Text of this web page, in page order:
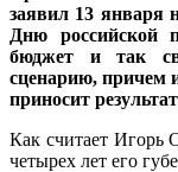
заявил 13 января
Дню российской
бюджет и так
сценарию, причем
приносит
Как считает Игорь
четырех лет его